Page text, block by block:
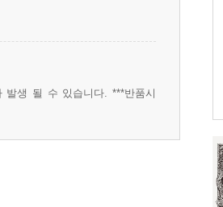
발생 될 수 있습니다. ***반품시